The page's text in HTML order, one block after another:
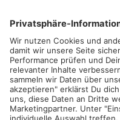
Sei immer
Neue Features,